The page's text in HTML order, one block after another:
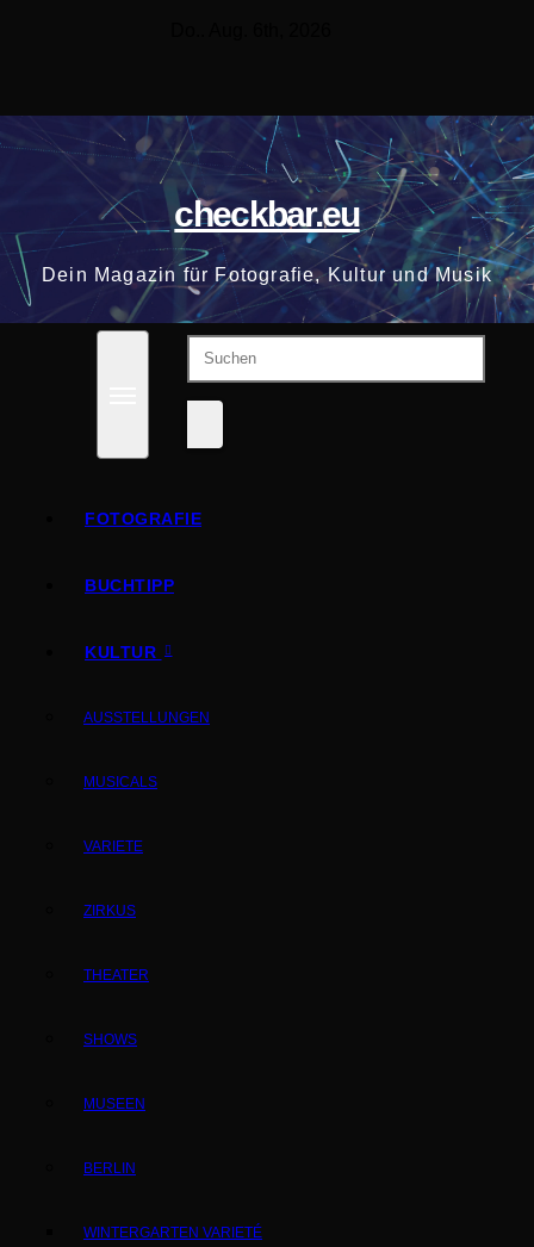
checkbar.eu
Dein Magazin für Fotografie, Kultur und Musik
FOTOGRAFIE
BUCHTIPP
KULTUR
AUSSTELLUNGEN
MUSICALS
VARIETE
ZIRKUS
THEATER
SHOWS
MUSEEN
BERLIN
WINTERGARTEN VARIETÉ